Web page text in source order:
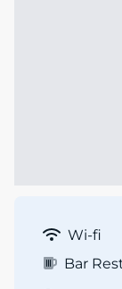
Wi-fi
Bar